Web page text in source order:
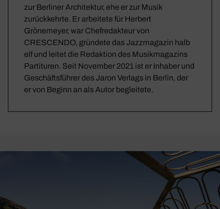
zur Berliner Architektur, ehe er zur Musik
zurückkehrte. Er arbeitete für Herbert
Grönemeyer, war Chefredakteur von
CRESCENDO, gründete das Jazzmagazin halb
elf und leitet die Redaktion des Musikmagazins
Partituren. Seit November 2021 ist er Inhaber und
Geschäftsführer des Jaron Verlags in Berlin, der
er von Beginn an als Autor begleitete.